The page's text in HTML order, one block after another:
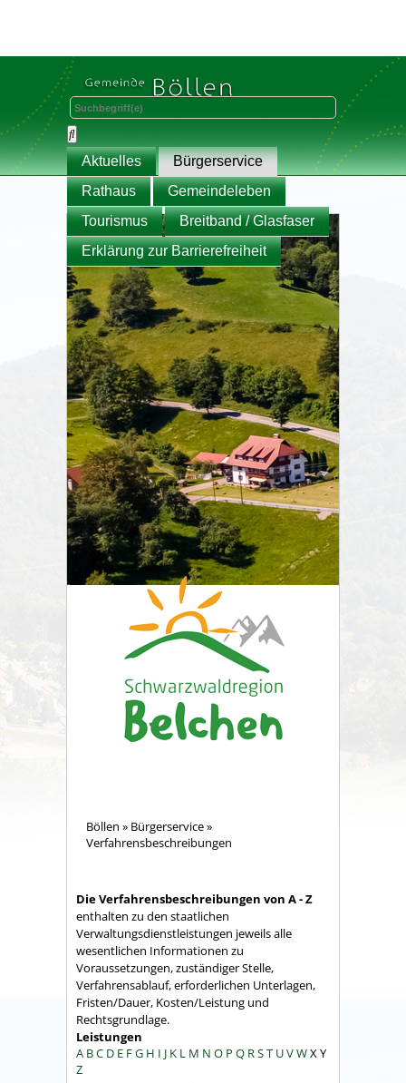
Aktuelles
Bürgerservice
Rathaus
Gemeindeleben
Tourismus
Breitband / Glasfaser
Erklärung zur Barrierefreiheit
Böllen » Bürgerservice»
Verfahrensbeschreibungen
Die Verfahrensbeschreibungen von A - Z
enthalten zu den staatlichen
Verwaltungsdienstleistungen jeweils alle
wesentlichen Informationen zu
Voraussetzungen, zuständiger Stelle,
Verfahrensablauf, erforderlichen Unterlagen,
Fristen/Dauer, Kosten/Leistung und
Rechtsgrundlage.
Leistungen
A BC D E FG H I J K L M N O P Q RST UVWX Y
Z